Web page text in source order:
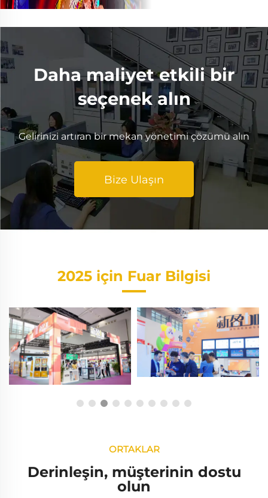
Daha maliyet etkili bir
seçenek alın
Gelirinizi artıran bir mekan yönetimi çözümü alın
Bize Ulaşın
2025 için Fuar Bilgisi
ORTAKLAR
Derinleşin, müşterinin dostu
olun